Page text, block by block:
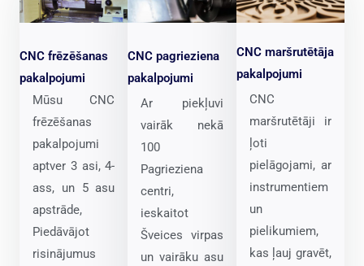
CNC frēzēšanas
pakalpojumi
Mūsu CNC
frēzēšanas
pakalpojumi
aptver 3 asi, 4-
ass, un 5 asu
apstrāde,
Piedāvājot
risinājumus
CNC pagrieziena
pakalpojumi
Ar piekļuvi
vairāk nekā
100
Pagrieziena
centri,
ieskaitot
Šveices virpas
un vairāku asu
CNC maršrutētāja
pakalpojumi
CNC
maršrutētāji ir
ļoti
pielāgojami, ar
instrumentiem
un
pielikumiem,
kas ļauj gravēt,